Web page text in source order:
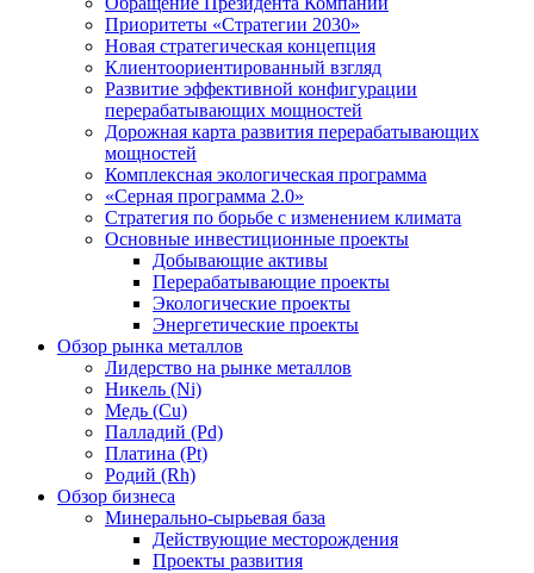
Приоритеты «Стратегии 2030»
Новая стратегическая концепция
Клиентоориентированный взгляд
Развитие эффективной конфигурации
перерабатывающих мощностей
Дорожная карта развития перерабатывающих
мощностей
Комплексная экологическая программа
«Серная программа 2.0»
Стратегия по борьбе с изменением климата
Основные инвестиционные проекты
Добывающие активы
Перерабатывающие проекты
Экологические проекты
Энергетические проекты
Обзор рынка металлов
Лидерство на рынке металлов
Никель (Ni)
Медь (Cu)
Палладий (Pd)
Платина (Pt)
Родий (Rh)
Обзор бизнеса
Минерально-сырьевая база
Действующие месторождения
Проекты развития